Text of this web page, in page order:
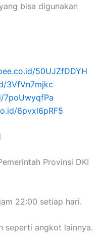
bisa digunakan
50UJZfDDYH
3VfVn7mjkc
7poUwyqfPa
6pvxl6pRF5
Provinsi DKI
22:00 setiap hari.
seperti angkot lainnya.